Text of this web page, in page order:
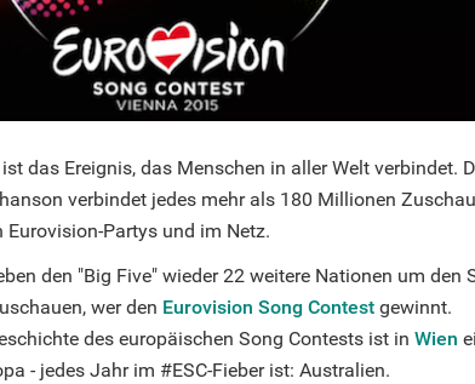
ist das Ereignis, das Menschen in aller Welt verbindet.
verbindet jedes mehr als 180 Millionen
Partys und im Netz.
den "Big Five" wieder 22 weitere Nationen um den
wer den Eurovision Song Contest gewinnt.
des europäischen Song Contests ist in Wien
- jedes Jahr im #ESC-Fieber ist: Australien.